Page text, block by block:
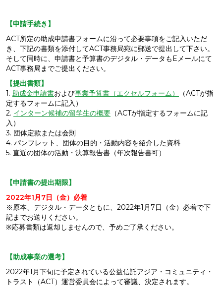
【申請手続き】
ACT所定の助成申請書フォームに沿って必要事項をご記入いただ
き、下記の書類を添付してACT事務局宛に郵送で提出して下さい。
そして同時に、申請書と予算書のデジタル・データもEメールにて
ACT事務局までご提出ください。
【提出書類】
1. 助成金申請書および事業予算書（エクセルフォーム）
（ACTが指
定するフォームに記入）
2. インターン候補の留学生の概要 （ACTが指定するフォームに記
入）
3. 団体定款または会則
4. パンフレット、団体の目的・活動内容を紹介した資料
5. 直近の団体の活動・決算報告書（年次報告書可）
【申請書の提出期限】
2022年1月7日（金）必着
※原本、デジタル・データともに、2022年1月7日（金）必着で下
記までお送りください。
※応募書類は返却しませんので、予めご了承ください。
【助成事業の選考】
2022年1月下旬に予定されている公益信託アジア・コミュニティ・
トラスト（ACT）運営委員会によって審議、決定されます。